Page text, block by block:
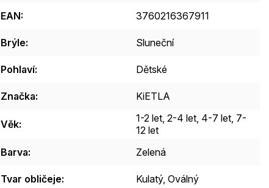
EAN: 3760216367911
Brýle: Sluneční
Pohlaví: Dětské
Značka: KiETLA
Věk: 1-2 let, 2-4 let, 4-7 let, 7-
12 let
Barva: Zelená
Tvar obličeje: Kulatý, Oválný